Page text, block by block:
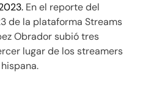
En el reporte del
de la plataforma Streams
Obrador subió tres
lugar de los streamers